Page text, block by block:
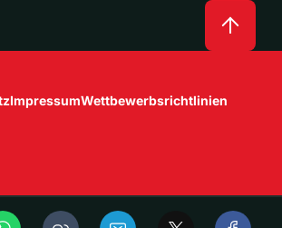
ImpressumWettbewerbsrichtlinien